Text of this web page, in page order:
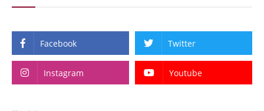
Facebook Twitter
Instagram Youtube